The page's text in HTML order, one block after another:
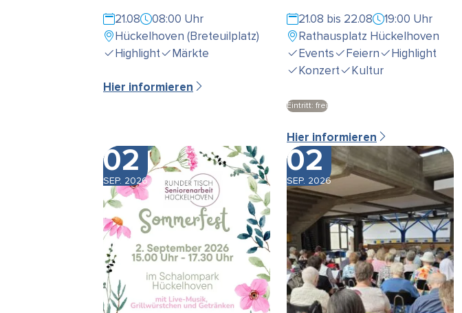
21.08
08:00 Uhr
Hückelhoven (Breteuilplatz)
Highlight
Märkte
Hier informieren
21.08 bis 22.08
19:00 Uhr
Rathausplatz Hückelhoven
Events
Feiern
Highlight
Konzert
Kultur
Eintritt: frei
Hier informieren
02
SEP. 2026
02
SEP. 2026